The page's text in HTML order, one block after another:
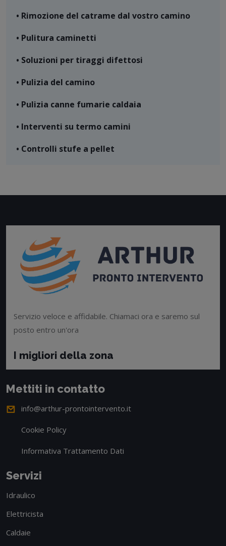
• Rimozione del catrame dal vostro camino
• Pulitura caminetti
• Soluzioni per tiraggi difettosi
• Pulizia del camino
• Pulizia canne fumarie caldaia
• Interventi su termo camini
• Controlli stufe a pellet
Servizio veloce e affidabile. Chiamaci ora e saremo sul
posto entro un'ora
I migliori della zona
Mettiti in contatto
info@arthur-prontointervento.it
Cookie Policy
Informativa Trattamento Dati
Servizi
Idraulico
Elettricista
Caldaie